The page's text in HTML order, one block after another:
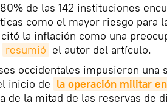
de las 142 instituciones
como el mayor riesgo para
la inflación como una
resumió el autor del artículo.
occidentales impusieron una
inicio de la operación militar
de la mitad de las reservas de